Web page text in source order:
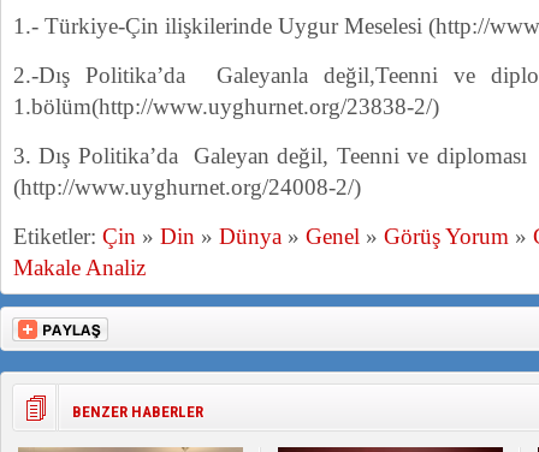
1.- Türkiye-Çin ilişkilerinde Uygur Meselesi (http://
2.-Dış Politika’da Galeyanla değil,Teenni ve
1.bölüm(http://www.uyghurnet.org/23838-2/)
3. Dış Politika’da Galeyan değil, Teenni ve
(http://www.uyghurnet.org/24008-2/)
Etiketler: Çin » Din » Dünya » Genel » Görüş Yorum »
Makale Analiz
BENZER HABERLER